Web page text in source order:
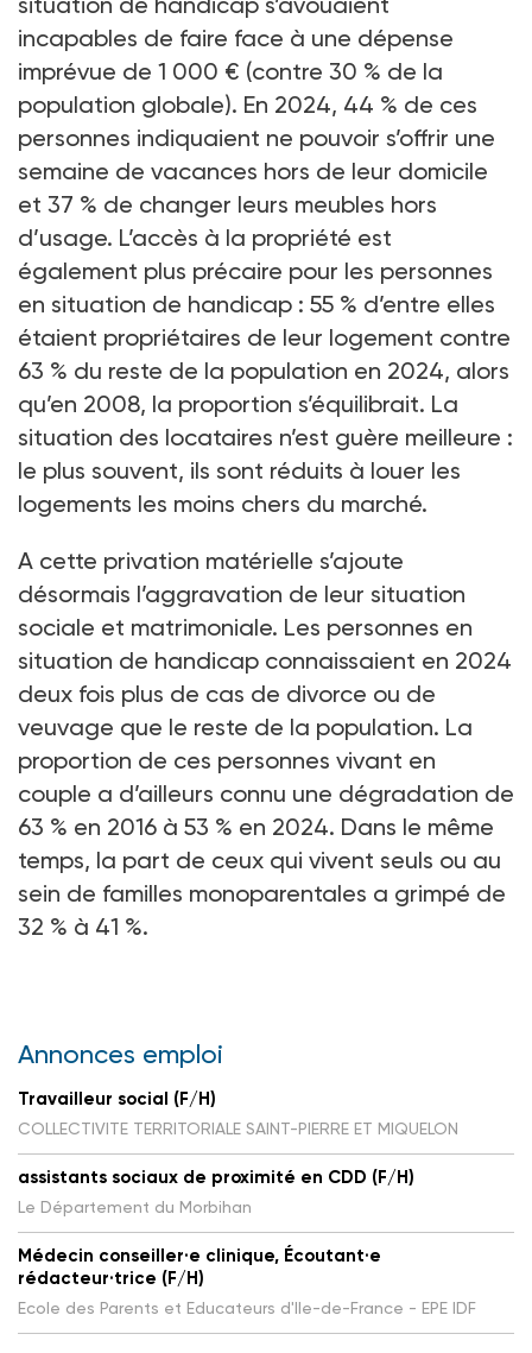
incapables de faire face à une dépense
imprévue de 1 000 € (contre 30 % de la
population globale). En 2024, 44 % de ces
personnes indiquaient ne pouvoir s’offrir une
semaine de vacances hors de leur domicile
et 37 % de changer leurs meubles hors
d’usage. L’accès à la propriété est
également plus précaire pour les personnes
en situation de handicap : 55 % d’entre elles
étaient propriétaires de leur logement contre
63 % du reste de la population en 2024, alors
qu’en 2008, la proportion s’équilibrait. La
situation des locataires n’est guère meilleure :
le plus souvent, ils sont réduits à louer les
logements les moins chers du marché.
A cette privation matérielle s’ajoute
désormais l’aggravation de leur situation
sociale et matrimoniale. Les personnes en
situation de handicap connaissaient en 2024
deux fois plus de cas de divorce ou de
veuvage que le reste de la population. La
proportion de ces personnes vivant en
couple a d’ailleurs connu une dégradation de
63 % en 2016 à 53 % en 2024. Dans le même
temps, la part de ceux qui vivent seuls ou au
sein de familles monoparentales a grimpé de
32 % à 41 %.
Annonces emploi
Travailleur social (F/H)
COLLECTIVITE TERRITORIALE SAINT-PIERRE ET MIQUELON
assistants sociaux de proximité en CDD (F/H)
Le Département du Morbihan
Médecin conseiller·e clinique, Écoutant·e
rédacteur·trice (F/H)
Ecole des Parents et Educateurs d'Ile-de-France - EPE IDF